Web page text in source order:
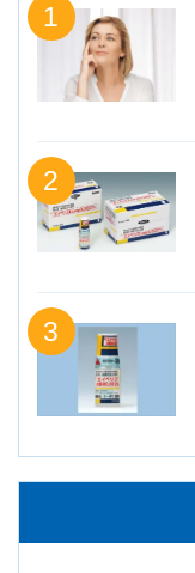
1
2
3